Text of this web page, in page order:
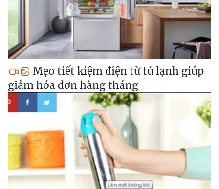
Mẹo tiết kiệm điện từ tủ lạnh giúp
giảm hóa đơn hàng tháng